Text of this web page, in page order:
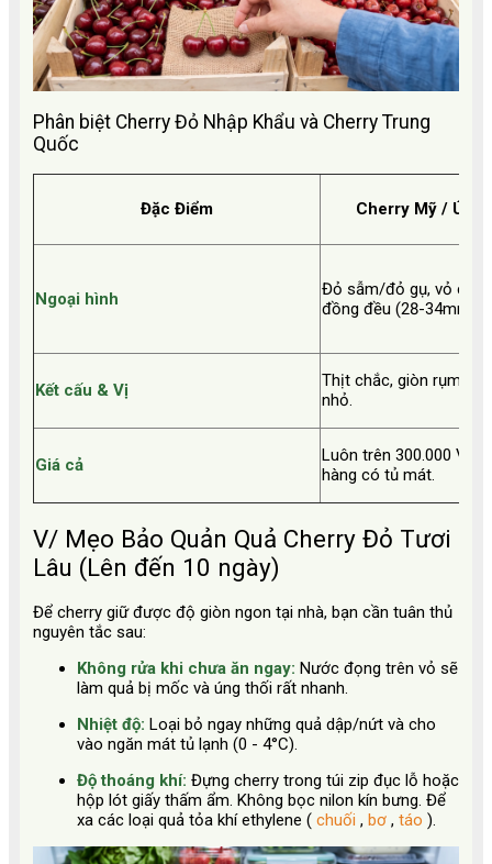
Phân biệt Cherry Đỏ Nhập Khẩu và Cherry Trung
Quốc
Đặc Điểm Cherry Mỹ / Úc /
Ngoại hình
Đỏ sẫm/đỏ gụ, vỏ
đồng đều (28-34mm),
Kết cấu & Vị
Thịt chắc, giòn rụm,
nhỏ.
Giá cả
Luôn trên 300.000
hàng có tủ mát.
V/ Mẹo Bảo Quản Quả Cherry Đỏ Tươi
Lâu (Lên đến 10 ngày)
Để cherry giữ được độ giòn ngon tại nhà, bạn cần tuân thủ
nguyên tắc sau:
Không rửa khi chưa ăn ngay: Nước đọng trên vỏ sẽ
làm quả bị mốc và úng thối rất nhanh.
Nhiệt độ: Loại bỏ ngay những quả dập/nứt và cho
vào ngăn mát tủ lạnh (0 - 4°C).
Độ thoáng khí: Đựng cherry trong túi zip đục lỗ hoặc
hộp lót giấy thấm ẩm. Không bọc nilon kín bưng. Để
xa các loại quả tỏa khí ethylene ( chuối , bơ , táo ).